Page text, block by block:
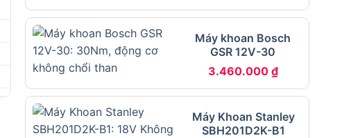
Máy khoan Bosch
GSR 12V-30
3.460.000 ₫
Máy Khoan Stanley
SBH201D2K-B1